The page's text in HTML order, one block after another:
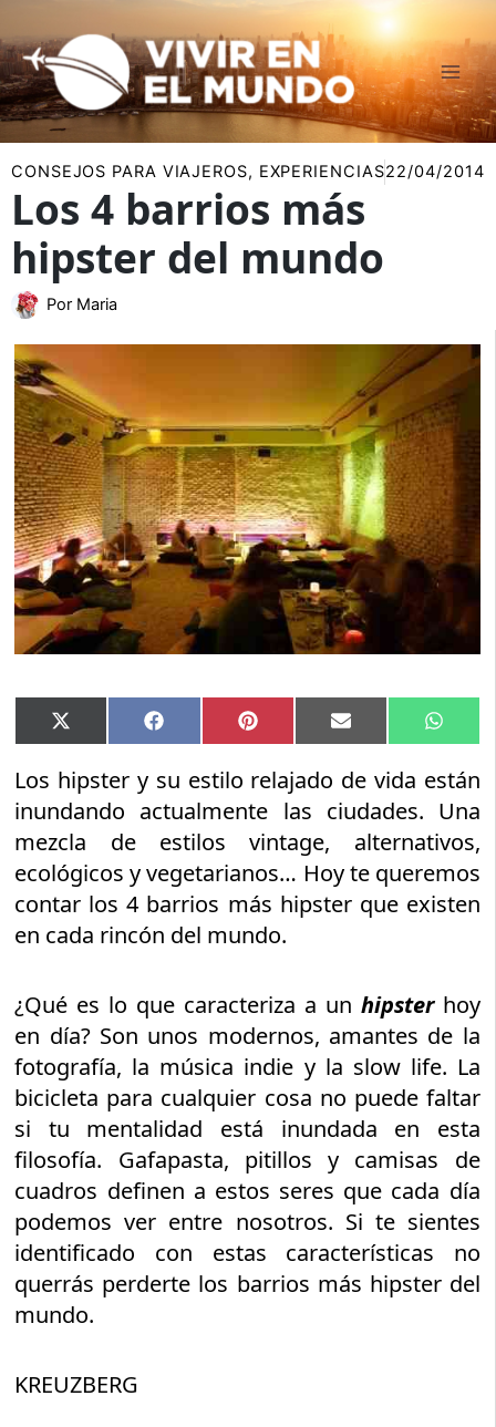
al
contenido
CONSEJOS PARA VIAJEROS, EXPERIENCIAS22/04/2014
Los 4 barrios más
hipster del mundo
Por Maria
Compartir
en
X
(Twitter)
Compartir
en
Facebook Compartir
en
Pinterest Compartir
en
Email
en
Los hipster y su estilo relajado de vida están
inundando actualmente las ciudades. Una
mezcla de estilos vintage, alternativos,
ecológicos y vegetarianos… Hoy te queremos
contar los 4 barrios más hipster que existen
en cada rincón del mundo.
¿Qué es lo que caracteriza a un hipster hoy
en día? Son unos modernos, amantes de la
fotografía, la música indie y la slow life. La
bicicleta para cualquier cosa no puede faltar
si tu mentalidad está inundada en esta
filosofía. Gafapasta, pitillos y camisas de
cuadros definen a estos seres que cada día
podemos ver entre nosotros. Si te sientes
identificado con estas características no
querrás perderte los barrios más hipster del
mundo.
KREUZBERG